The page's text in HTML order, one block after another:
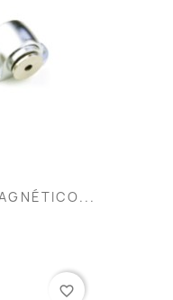
favorite_border